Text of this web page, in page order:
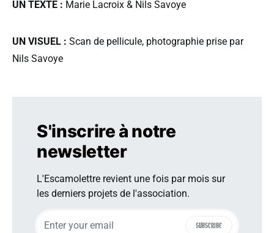
UN TEXTE : Marie Lacroix & Nils Savoye
UN VISUEL : Scan de pellicule, photographie prise par
Nils Savoye
S'inscrire à notre
newsletter
L'Escamolettre revient une fois par mois sur
les derniers projets de l'association.
SUBSCRIBE